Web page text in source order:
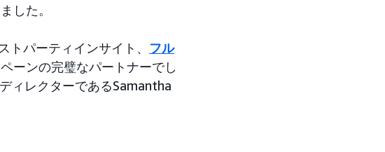
した。
トパーティインサイト、 フル
ーンの完璧なパートナーでし
ィレクターであるSamantha